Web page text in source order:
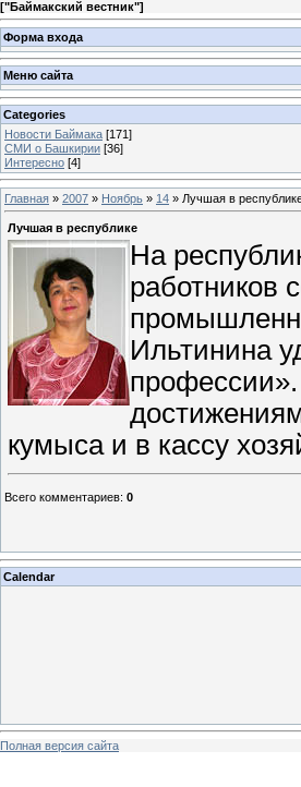
["Баймакский вестник"]
Форма входа
Меню сайта
Categories
Новости Баймака [171]
СМИ о Башкирии [36]
Интересно [4]
Главная » 2007 » Ноябрь » 14 » Лучшая в
Лучшая в республике
На
работников
Ильтинина
профессии».
кумыса и в кассу
Всего комментариев: 0
Calendar
Полная версия сайта